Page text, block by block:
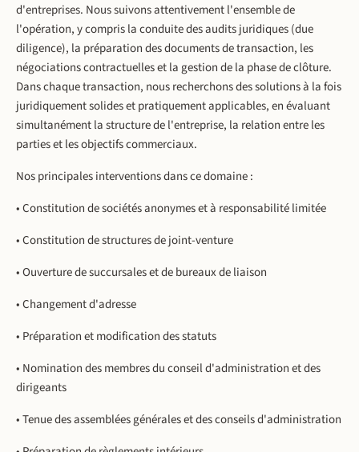
d'entreprises. Nous suivons attentivement l'ensemble de
l'opération, y compris la conduite des audits juridiques (due
diligence), la préparation des documents de transaction, les
négociations contractuelles et la gestion de la phase de clôture.
Dans chaque transaction, nous recherchons des solutions à la fois
juridiquement solides et pratiquement applicables, en évaluant
simultanément la structure de l'entreprise, la relation entre les
parties et les objectifs commerciaux.
Nos principales interventions dans ce domaine :
• Constitution de sociétés anonymes et à responsabilité limitée
• Constitution de structures de joint-venture
• Ouverture de succursales et de bureaux de liaison
• Changement d'adresse
• Préparation et modification des statuts
• Nomination des membres du conseil d'administration et des
dirigeants
• Tenue des assemblées générales et des conseils d'administration